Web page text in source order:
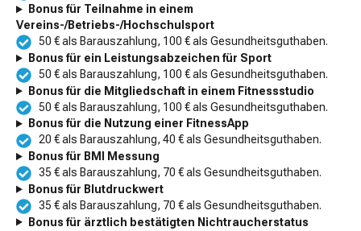
Bonus für Teilnahme in einem
Vereins-/Betriebs-/Hochschulsport
50 € als Barauszahlung, 100 € als Gesundheitsguthaben.
Bonus für ein Leistungsabzeichen für Sport
50 € als Barauszahlung, 100 € als Gesundheitsguthaben.
Bonus für die Mitgliedschaft in einem Fitnessstudio
50 € als Barauszahlung, 100 € als Gesundheitsguthaben.
Bonus für die Nutzung einer FitnessApp
20 € als Barauszahlung, 40 € als Gesundheitsguthaben.
Bonus für BMI Messung
35 € als Barauszahlung, 70 € als Gesundheitsguthaben.
Bonus für Blutdruckwert
35 € als Barauszahlung, 70 € als Gesundheitsguthaben.
Bonus für ärztlich bestätigten Nichtraucherstatus